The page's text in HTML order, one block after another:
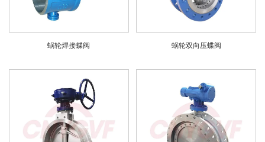
蜗轮焊接蝶阀 蜗轮双向压蝶阀